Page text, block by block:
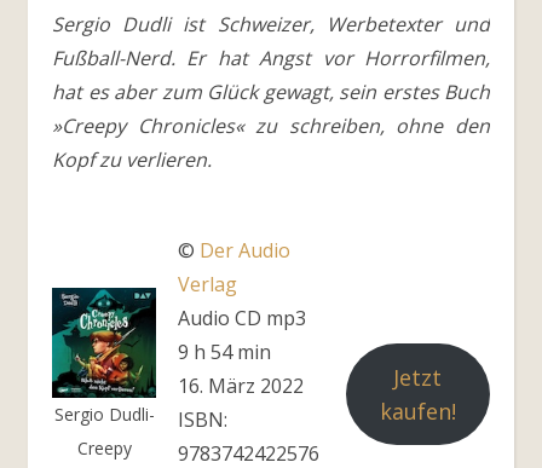
Sergio Dudli ist Schweizer, Werbetexter und
Fußball-Nerd. Er hat Angst vor Horrorfilmen,
hat es aber zum Glück gewagt, sein erstes Buch
»Creepy Chronicles« zu schreiben, ohne den
Kopf zu verlieren.
Sergio Dudli-
Creepy
© Der Audio
Verlag
Audio CD mp3
9 h 54 min
16. März 2022
ISBN:
9783742422576
Jetzt
kaufen!